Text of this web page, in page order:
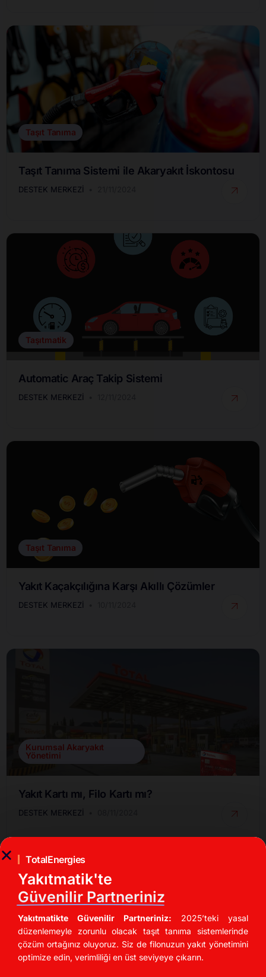
Taşıt Tanıma
Taşıt Tanıma Sistemi ile Akaryakıt İskontosu
DESTEK MERKEZI
Taşıtmatik
Automatic Araç Takip Sistemi
DESTEK MERKEZI
Taşıt Tanıma
Yakıt Kaçakçılığına Karşı Akıllı Çözümler
DESTEK MERKEZI
Kurumsal Akaryakıt
Yönetimi
Yakıt Kartı mı, Filo Kartı mı?
DESTEK MERKEZI
İndirimli Akaryakıt Fırsatları
TotalEnergies
Yakıtmatik'te
Güvenilir Partneriniz
Yakıtmatikte Güvenilir Partneriniz: 2025’teki yasal
düzenlemeyle zorunlu olacak taşıt tanıma sistemlerinde
çözüm ortağınız oluyoruz. Siz de filonuzun yakıt yönetimini
optimize edin, verimliliği en üst seviyeye çıkarın.